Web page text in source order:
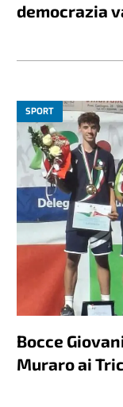
democrazia
SPORT
Bocce
Muraro ai